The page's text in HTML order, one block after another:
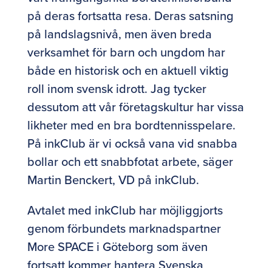
på deras fortsatta resa. Deras satsning
på landslagsnivå, men även breda
verksamhet för barn och ungdom har
både en historisk och en aktuell viktig
roll inom svensk idrott. Jag tycker
dessutom att vår företagskultur har vissa
likheter med en bra bordtennisspelare.
På inkClub är vi också vana vid snabba
bollar och ett snabbfotat arbete, säger
Martin Benckert, VD på inkClub.
Avtalet med inkClub har möjliggjorts
genom förbundets marknadspartner
More SPACE i Göteborg som även